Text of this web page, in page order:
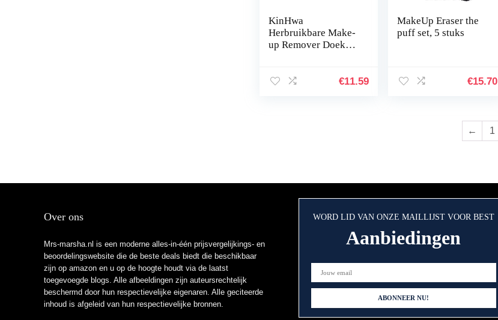
KinHwa
Herbruikbare Make-
up Remover Doek
ekjes Ultrazachte€11.59
MakeUp Eraser the
puff set, 5 stuks
€15.70
← 1
Over ons
Mrs-marsha.nl is een moderne alles-in-één prijsvergelijkings- en
beoordelingswebsite die de beste deals biedt die beschikbaar
zijn op amazon en u op de hoogte houdt via de laatst
toegevoegde blogs. Alle afbeeldingen zijn auteursrechtelijk
beschermd door hun respectievelijke eigenaren. Alle geciteerde
inhoud is afgeleid van hun respectievelijke bronnen.
WORD LID VAN ONZE MAILLIJST VOOR BEST
Aanbiedingen